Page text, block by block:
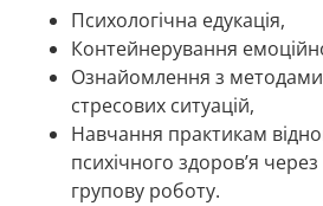
Психологічна едукація,
Контейнерування
Ознайомлення з методами
стресових ситуацій,
Навчання практикам
психічного здоров’я через
групову роботу.